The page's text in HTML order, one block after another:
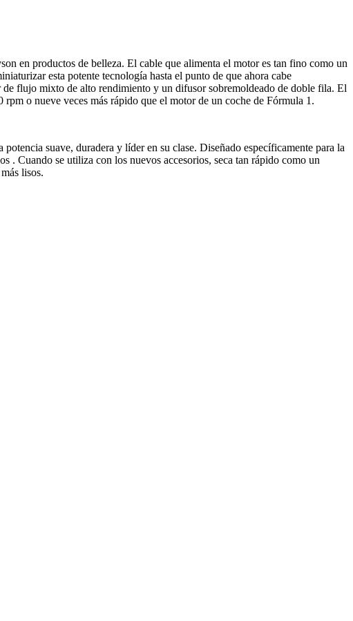
en productos de belleza. El cable que alimenta el motor es tan fino como un
esta potente tecnología hasta el punto de que ahora cabe
flujo mixto de alto rendimiento y un difusor sobremoldeado de doble fila. El
o nueve veces más rápido que el motor de un coche de Fórmula 1.
suave, duradera y líder en su clase. Diseñado específicamente para la
Cuando se utiliza con los nuevos accesorios, seca tan rápido como un
lisos.